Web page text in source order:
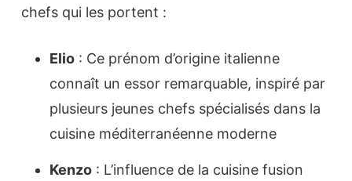
chefs qui les portent :
Elio : Ce prénom d’origine italienne
connaît un essor remarquable, inspiré par
plusieurs jeunes chefs spécialisés dans la
cuisine méditerranéenne moderne
Kenzo : L’influence de la cuisine fusion